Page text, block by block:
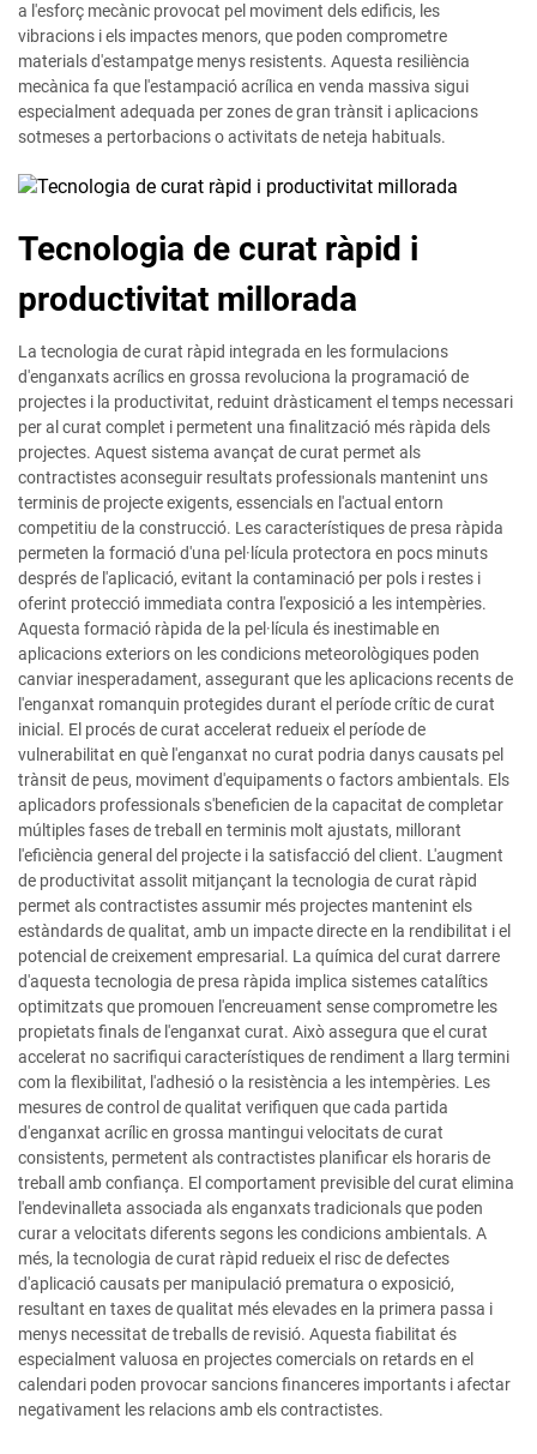
a l'esforç mecànic provocat pel moviment dels edificis, les
vibracions i els impactes menors, que poden comprometre
materials d'estampatge menys resistents. Aquesta resiliència
mecànica fa que l'estampació acrílica en venda massiva sigui
especialment adequada per zones de gran trànsit i aplicacions
sotmeses a pertorbacions o activitats de neteja habituals.
Tecnologia de curat ràpid i
productivitat millorada
La tecnologia de curat ràpid integrada en les formulacions
d'enganxats acrílics en grossa revoluciona la programació de
projectes i la productivitat, reduint dràsticament el temps necessari
per al curat complet i permetent una finalització més ràpida dels
projectes. Aquest sistema avançat de curat permet als
contractistes aconseguir resultats professionals mantenint uns
terminis de projecte exigents, essencials en l'actual entorn
competitiu de la construcció. Les característiques de presa ràpida
permeten la formació d'una pel·lícula protectora en pocs minuts
després de l'aplicació, evitant la contaminació per pols i restes i
oferint protecció immediata contra l'exposició a les intempèries.
Aquesta formació ràpida de la pel·lícula és inestimable en
aplicacions exteriors on les condicions meteorològiques poden
canviar inesperadament, assegurant que les aplicacions recents de
l'enganxat romanquin protegides durant el període crític de curat
inicial. El procés de curat accelerat redueix el període de
vulnerabilitat en què l'enganxat no curat podria danys causats pel
trànsit de peus, moviment d'equipaments o factors ambientals. Els
aplicadors professionals s'beneficien de la capacitat de completar
múltiples fases de treball en terminis molt ajustats, millorant
l'eficiència general del projecte i la satisfacció del client. L'augment
de productivitat assolit mitjançant la tecnologia de curat ràpid
permet als contractistes assumir més projectes mantenint els
estàndards de qualitat, amb un impacte directe en la rendibilitat i el
potencial de creixement empresarial. La química del curat darrere
d'aquesta tecnologia de presa ràpida implica sistemes catalítics
optimitzats que promouen l'encreuament sense comprometre les
propietats finals de l'enganxat curat. Això assegura que el curat
accelerat no sacrifiqui característiques de rendiment a llarg termini
com la flexibilitat, l'adhesió o la resistència a les intempèries. Les
mesures de control de qualitat verifiquen que cada partida
d'enganxat acrílic en grossa mantingui velocitats de curat
consistents, permetent als contractistes planificar els horaris de
treball amb confiança. El comportament previsible del curat elimina
l'endevinalleta associada als enganxats tradicionals que poden
curar a velocitats diferents segons les condicions ambientals. A
més, la tecnologia de curat ràpid redueix el risc de defectes
d'aplicació causats per manipulació prematura o exposició,
resultant en taxes de qualitat més elevades en la primera passa i
menys necessitat de treballs de revisió. Aquesta fiabilitat és
especialment valuosa en projectes comercials on retards en el
calendari poden provocar sancions financeres importants i afectar
negativament les relacions amb els contractistes.